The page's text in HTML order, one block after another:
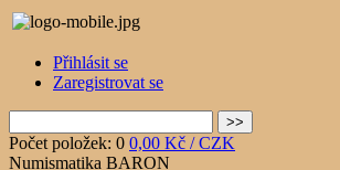
Přihlásit se
Zaregistrovat se
Počet položek: 0 0,00 Kč / CZK
Numismatika BARON